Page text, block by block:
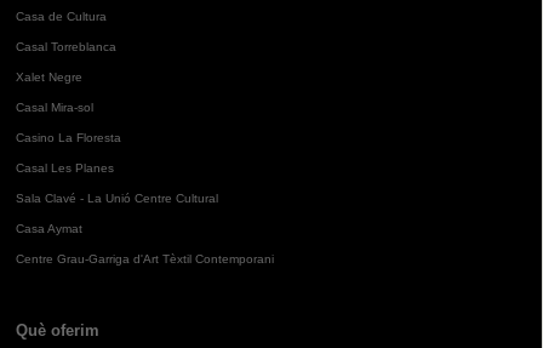
Casa de Cultura
Casal Torreblanca
Xalet Negre
Casal Mira-sol
Casino La Floresta
Casal Les Planes
Sala Clavé - La Unió Centre Cultural
Casa Aymat
Centre Grau-Garriga d'Art Tèxtil Contemporani
Què oferim